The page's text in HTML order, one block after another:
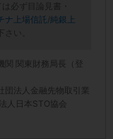
必ず目論見書・
ナ上場信託 /純銀上
さい。
関 関東財務局長（登
団法人金融先物取引業
人日本STO協会